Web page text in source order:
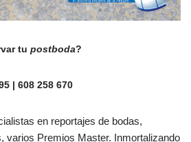
tu postboda?
| 608 258 670
en reportajes de bodas,
varios Premios Master. Inmortalizando